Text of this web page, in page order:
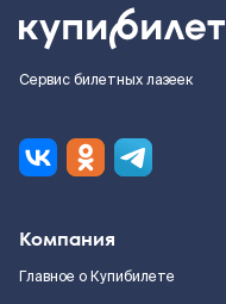
Сервис билетных лазеек
Компания
Главное о Купибилете